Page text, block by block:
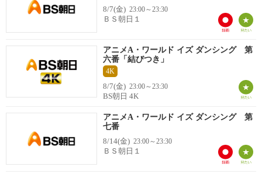
8/7(金) 23:00～23:30
ＢＳ朝日１
アニメA・ワールド イズ ダンシング 第
六番「結びつき」
4K
8/7(金) 23:00～23:30
BS朝日 4K
アニメA・ワールド イズ ダンシング 第
七番
8/14(金) 23:00～23:30
ＢＳ朝日１